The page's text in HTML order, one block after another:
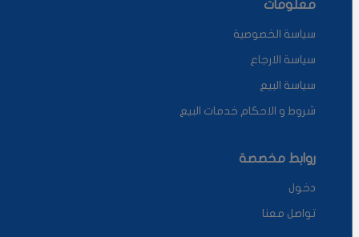
معلومات
سياسة الخصوصية
سياسة الارجاع
سياسة البيع
شروط و الاحكام خدمات البيع
روابط مخصصة
دخول
تواصل معنا